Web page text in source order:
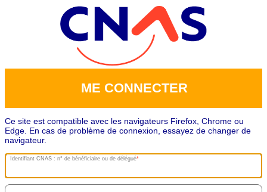
ME CONNECTER
Ce site est compatible avec les navigateurs Firefox, Chrome ou
Edge. En cas de problème de connexion, essayez de changer de
navigateur.
Identifiant CNAS : n° de bénéficiaire ou de délégué